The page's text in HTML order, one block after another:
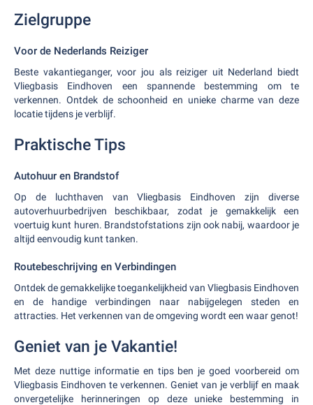
Zielgruppe
Voor de Nederlands Reiziger
Beste vakantieganger, voor jou als reiziger uit Nederland biedt
Vliegbasis Eindhoven een spannende bestemming om te
verkennen. Ontdek de schoonheid en unieke charme van deze
locatie tijdens je verblijf.
Praktische Tips
Autohuur en Brandstof
Op de luchthaven van Vliegbasis Eindhoven zijn diverse
autoverhuurbedrijven beschikbaar, zodat je gemakkelijk een
voertuig kunt huren. Brandstofstations zijn ook nabij, waardoor je
altijd eenvoudig kunt tanken.
Routebeschrijving en Verbindingen
Ontdek de gemakkelijke toegankelijkheid van Vliegbasis Eindhoven
en de handige verbindingen naar nabijgelegen steden en
attracties. Het verkennen van de omgeving wordt een waar genot!
Geniet van je Vakantie!
Met deze nuttige informatie en tips ben je goed voorbereid om
Vliegbasis Eindhoven te verkennen. Geniet van je verblijf en maak
onvergetelijke herinneringen op deze unieke bestemming in